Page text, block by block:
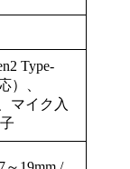
Type-
）、
マイク入